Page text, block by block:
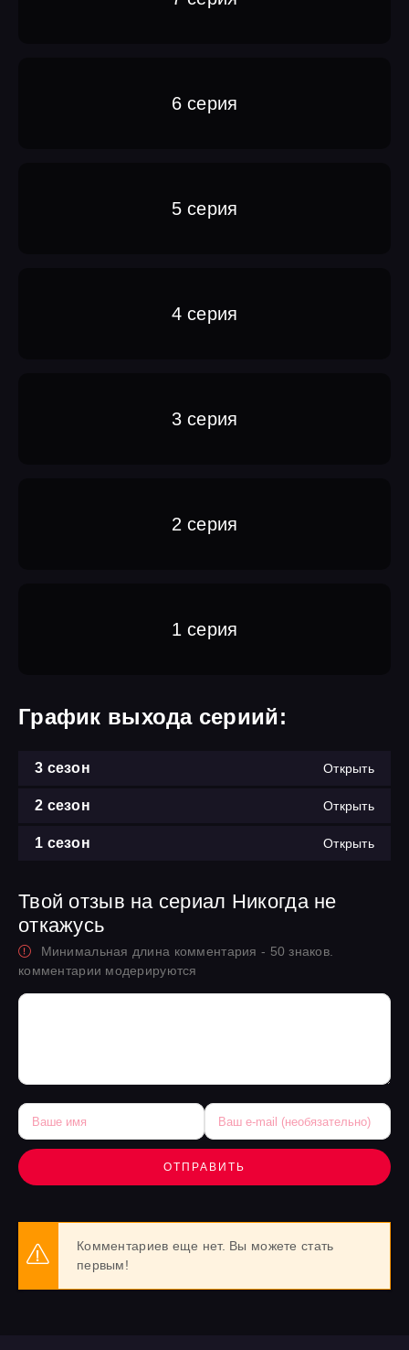
6 серия
5 серия
4 серия
3 серия
2 серия
1 серия
График выхода сериий:
3 сезон Открыть
2 сезон Открыть
1 сезон Открыть
Твой отзыв на сериал Никогда не
откажусь
Минимальная длина комментария - 50 знаков.
комментарии модерируются
ОТПРАВИТЬ
Комментариев еще нет. Вы можете стать
первым!